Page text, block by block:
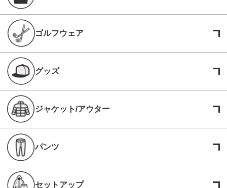
ゴルフウェア
グッズ
ジャケット/アウター
パンツ
セットアップ